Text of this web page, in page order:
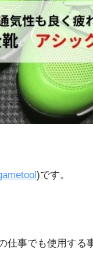
)です。
仕事でも使用す